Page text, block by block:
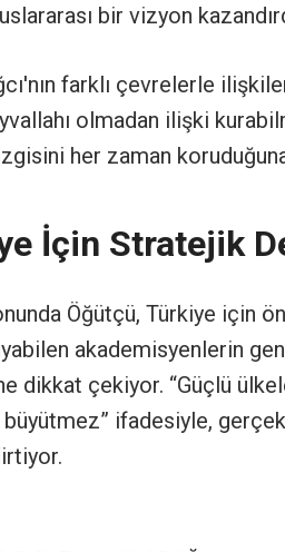
bir vizyon
farklı çevrelerle
olmadan ilişki
her zaman
İçin Stratejik
Öğütçü, Türkiye için
akademisyenlerin
dikkat çekiyor. “Güçlü
ifadesiyle,